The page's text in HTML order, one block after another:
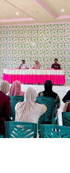
mahasiswa
masyarakat.
pada
gejala
TCM,
pengikisan
adalah
yang